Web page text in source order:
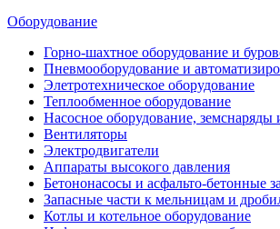
Оборудование
Горно-шахтное оборудование и
Пневмооборудование и
Элетротехническое оборудование
Теплообменное оборудование
Насосное оборудование,
Вентиляторы
Электродвигатели
Аппараты высокого давления
Бетононасосы и асфальто-бетонные
Запасные части к мельницам и
Котлы и котельное оборудование